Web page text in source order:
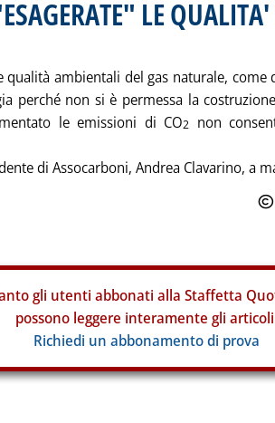
LE
qualità ambientali del gas naturale,
perché non si è permessa la
le emissioni di CO2 non
di Assocarboni, Andrea Clavarino, a
gli utenti abbonati alla Staffetta
possono leggere interamente gli
Richiedi un abbonamento di prova